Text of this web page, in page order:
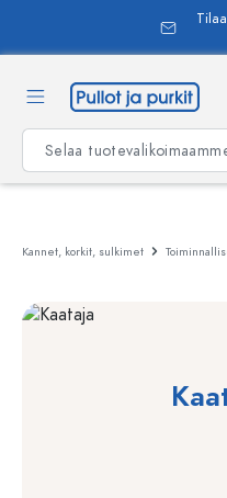
Kannet, korkit, sulkimet